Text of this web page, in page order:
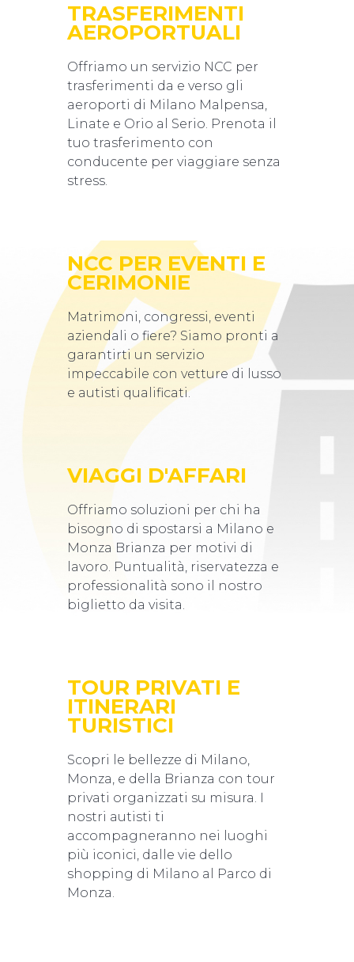
TRASFERIMENTI
AEROPORTUALI
Offriamo un servizio NCC per
trasferimenti da e verso gli
aeroporti di Milano Malpensa,
Linate e Orio al Serio. Prenota il
tuo trasferimento con
conducente per viaggiare senza
stress.
NCC PER EVENTI E
CERIMONIE
Matrimoni, congressi, eventi
aziendali o fiere? Siamo pronti a
garantirti un servizio
impeccabile con vetture di lusso
e autisti qualificati.
VIAGGI D'AFFARI
Offriamo soluzioni per chi ha
bisogno di spostarsi a Milano e
Monza Brianza per motivi di
lavoro. Puntualità, riservatezza e
professionalità sono il nostro
biglietto da visita.
TOUR PRIVATI E
ITINERARI
TURISTICI
Scopri le bellezze di Milano,
Monza, e della Brianza con tour
privati organizzati su misura. I
nostri autisti ti
accompagneranno nei luoghi
più iconici, dalle vie dello
shopping di Milano al Parco di
Monza.